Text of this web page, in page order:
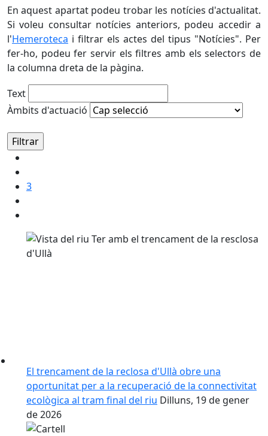
En aquest apartat podeu trobar les notícies d'actualitat.
Si voleu consultar notícies anteriors, podeu accedir a
l'Hemeroteca i filtrar els actes del tipus "Notícies". Per
fer-ho, podeu fer servir els filtres amb els selectors de
la columna dreta de la pàgina.
Text
Àmbits d'actuació
3
El trencament de la reclosa d'Ullà obre una
oportunitat per a la recuperació de la connectivitat
ecològica al tram final del riu Dilluns, 19 de gener
de 2026